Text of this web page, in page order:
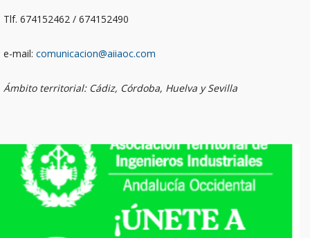
Tlf. 674152462 / 674152490
e-mail: comunicacion@aiiaoc.com
Ámbito territorial: Cádiz, Córdoba, Huelva y Sevilla